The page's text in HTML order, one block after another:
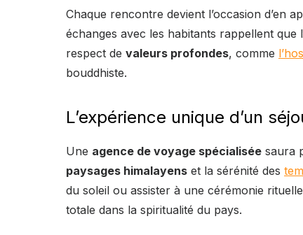
Chaque rencontre devient l’occasion d’en
échanges avec les habitants rappellent que
respect de valeurs profondes, comme
bouddhiste.
L’expérience unique d’un
Une agence de voyage spécialisée saura
paysages himalayens et la sérénité des
du soleil ou assister à une cérémonie
totale dans la spiritualité du pays.